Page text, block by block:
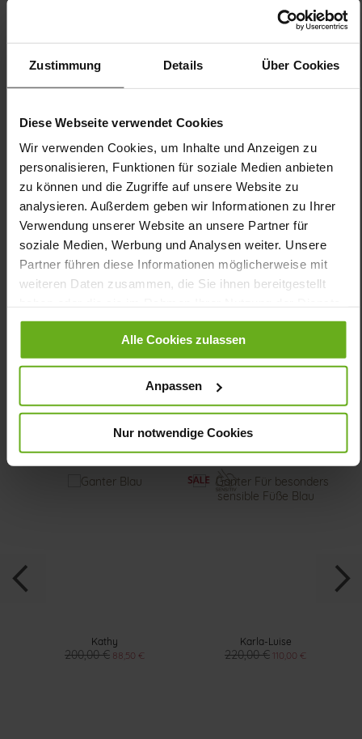
Zustimmung Details Über Cookies
Diese Webseite verwendet Cookies
Wir verwenden Cookies, um Inhalte und Anzeigen zu
personalisieren, Funktionen für soziale Medien anbieten
zu können und die Zugriffe auf unsere Website zu
analysieren. Außerdem geben wir Informationen zu Ihrer
Verwendung unserer Website an unsere Partner für
soziale Medien, Werbung und Analysen weiter. Unsere
Partner führen diese Informationen möglicherweise mit
weiteren Daten zusammen, die Sie ihnen bereitgestellt
gesammelt haben.
Alle Cookies zulassen
Anpassen
Nur notwendige Cookies
Erschütterungen und Stöße. Selbstverständlich können Sie auch
bei KARLA-LUISE das GANTER-Wechselfußbett gegen Ihre
orthopädischen Einlagen tauschen. Das ist natürliches Gehen,
Details
Mehr
Informationen
dämpfende PU-Sohle
Sensitiv
K
Ganter Sensitiv, Herausnehmbare Sohle
Reißverschluss & Schnürung
Nein
15
Knautschlack, Softnubuk
Das könnte Ihnen auch gefallen
Kathy
200,00 € 88,50 €
Karla-Luise
220,00 € 110,00 €